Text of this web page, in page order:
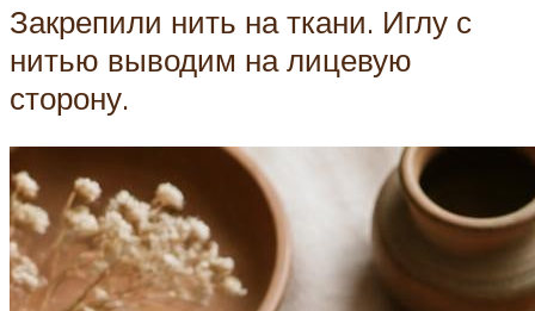
Закрепили нить на ткани. Иглу с
нитью выводим на лицевую
сторону.